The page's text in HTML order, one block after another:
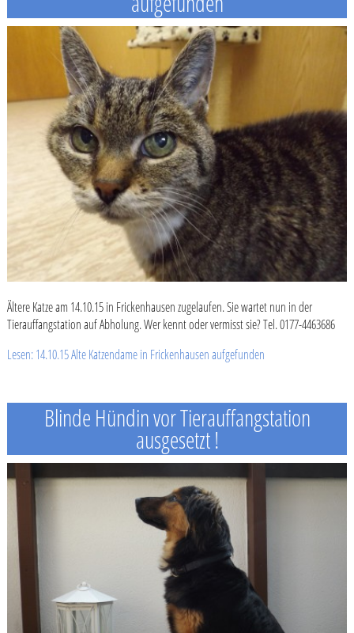
Ältere Katze am 14.10.15 in Frickenhausen zugelaufen. Sie wartet nun in der
Tierauffangstation auf Abholung. Wer kennt oder vermisst sie? Tel. 0177-4463686
Lesen: 14.10.15 Alte Katzendame in Frickenhausen aufgefunden
Blinde Hündin vor Tierauffangstation
ausgesetzt !